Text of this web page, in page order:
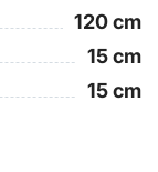
120 cm
15 cm
15 cm